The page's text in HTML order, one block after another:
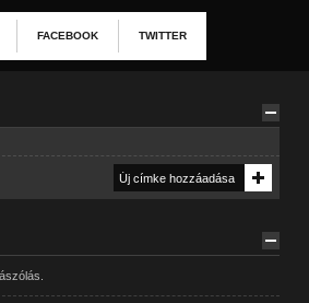
FACEBOOK TWITTER